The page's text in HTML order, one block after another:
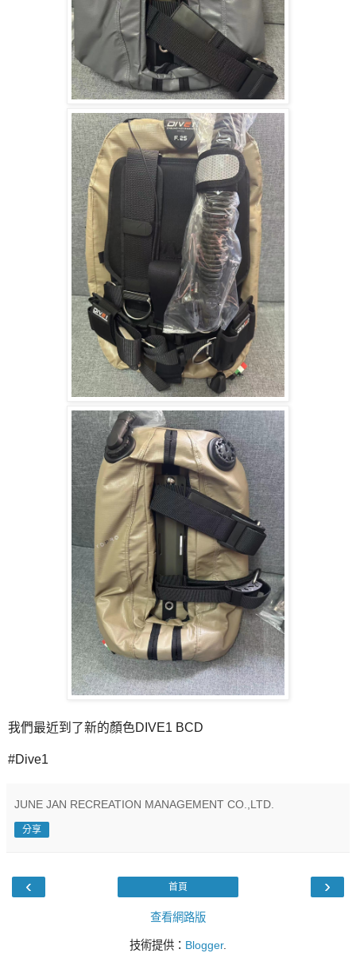
我們最近到了新的顏色DIVE1 BCD
#Dive1
JUNE JAN RECREATION MANAGEMENT CO.,LTD.
分享
‹ ›
首頁
查看網路版
技術提供： Blogger.